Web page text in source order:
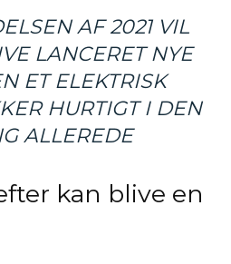
AF 2021 VIL
LANCERET NYE
ET ELEKTRISK
HURTIGT I DEN
ALLEREDE
kan blive en